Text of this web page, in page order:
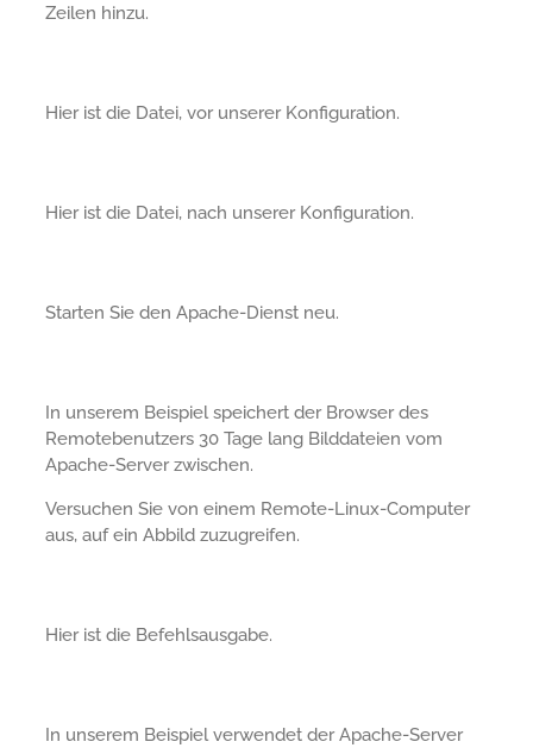
Zeilen hinzu.
Hier ist die Datei, vor unserer Konfiguration.
Hier ist die Datei, nach unserer Konfiguration.
Starten Sie den Apache-Dienst neu.
In unserem Beispiel speichert der Browser des
Remotebenutzers 30 Tage lang Bilddateien vom
Apache-Server zwischen.
Versuchen Sie von einem Remote-Linux-Computer
aus, auf ein Abbild zuzugreifen.
Hier ist die Befehlsausgabe.
In unserem Beispiel verwendet der Apache-Server